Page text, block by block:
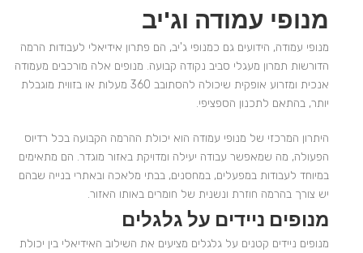
מנופי עמודה וג'יב
מנופי עמודה, הידועים גם כמנופי ג'יב, הם פתרון אידיאלי לעבודות הרמה
הדורשות תמרון מעגלי סביב נקודה קבועה. מנופים אלה מורכבים מעמודה
אנכית ומזרוע אופקית שיכולה להסתובב 360 מעלות או בזווית מוגבלת
יותר, בהתאם לתכנון הספציפי.
היתרון המרכזי של מנופי עמודה הוא יכולת ההרמה הקבועה בכל רדיוס
הפעולה, מה שמאפשר עבודה יעילה ומדויקת באזור מוגדר. הם מתאימים
במיוחד לעבודות במפעלים, במחסנים, בבתי מלאכה ובאתרי בנייה שבהם
יש צורך בהרמה חוזרת ונשנית של חומרים באותו האזור.
מנופים ניידים על גלגלים
מנופים ניידים קטנים על גלגלים מציעים את השילוב האידיאלי בין יכולת